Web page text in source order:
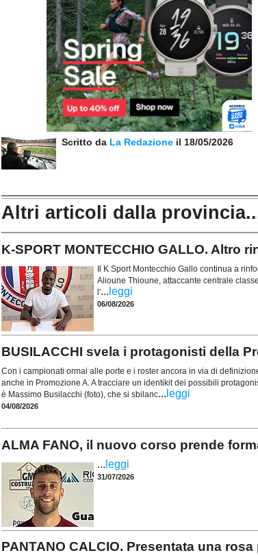
Scritto da La Redazione il 18/05/2026
Altri articoli dalla
K-SPORT MONTECCHIO GALLO. Altro
Il K Sport Montecchio Gallo continua a
Alioune Thioune, attaccante centrale
l'... leggi
06/08/2026
BUSILACCHI svela i protagonisti della
Con i campionati ormai alle porte e i roster ancora in via di
anche in Promozione A. A tracciare un identikit dei possibili
è Massimo Busilacchi (foto), che si sbilanc... leggi
04/08/2026
ALMA FANO, il nuovo corso prende
... leggi
31/07/2026
PANTANO CALCIO. Presentata una